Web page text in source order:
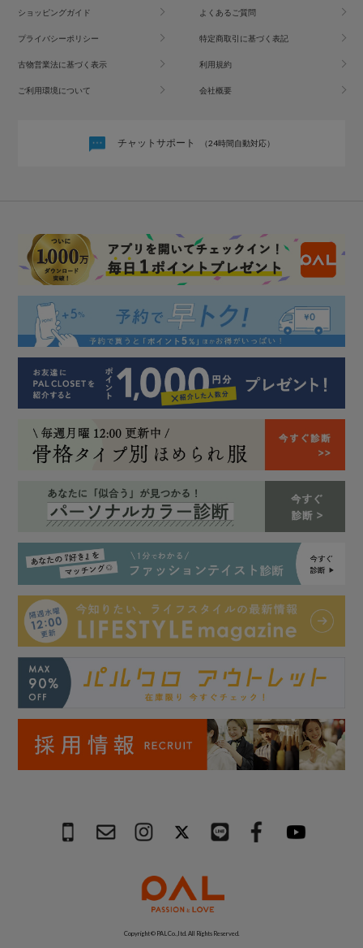
ショッピングガイド よくあるご質問
プライバシーポリシー 特定商取引に基づく表記
古物営業法に基づく表示 利用規約
ご利用環境について 会社概要
チャットサポート （24時間自動対応）
Copyright © PAL Co.,ltd. All Rights Reserved.